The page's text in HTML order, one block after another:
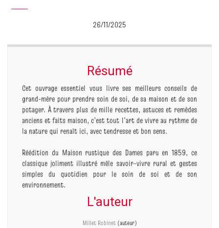
26/11/2025
Résumé
Cet ouvrage essentiel vous livre ses meilleurs conseils de
grand-mère pour prendre soin de soi, de sa maison et de son
potager. À travers plus de mille recettes, astuces et remèdes
anciens et faits maison, c’est tout l’art de vivre au rythme de
la nature qui renaît ici, avec tendresse et bon sens.
Réédition du Maison rustique des Dames paru en 1859, ce
classique joliment illustré mêle savoir-vivre rural et gestes
simples du quotidien pour le soin de soi et de son
environnement.
L'auteur
Millet Robinet(auteur)